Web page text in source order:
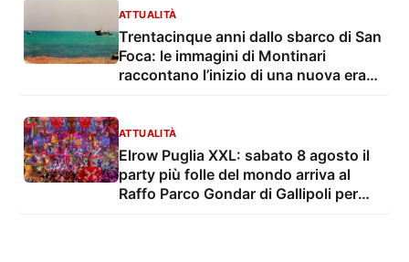
ATTUALITÀ
Trentacinque anni dallo sbarco di San
Foca: le immagini di Montinari
raccontano l’inizio di una nuova era
ATTUALITÀ
Elrow Puglia XXL: sabato 8 agosto il
party più folle del mondo arriva al
Raffo Parco Gondar di Gallipoli per